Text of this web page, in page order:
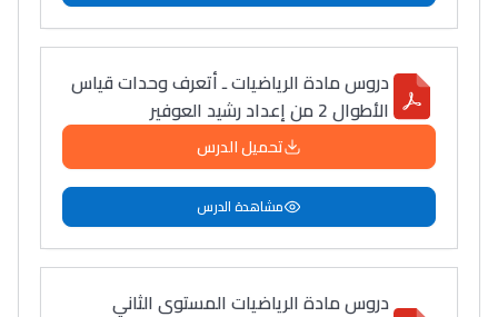
دروس مادة الرياضيات ـ أتعرف وحدات قياس
الأطوال 2 من إعداد رشيد العوفير
تحميل الدرس
مشاهدة الدرس
دروس مادة الرياضيات المستوى الثاني